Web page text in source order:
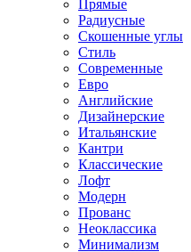
Прямые
Радиусные
Скошенные углы
Стиль
Современные
Евро
Английские
Дизайнерские
Итальянские
Кантри
Классические
Лофт
Модерн
Прованс
Неоклассика
Минимализм